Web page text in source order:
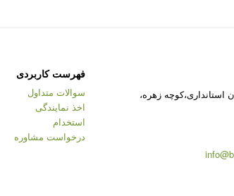
استانداری،کوچه زهره،
فهرست کاربردی
سوالات متداول
اخذ نمایندگی
استخدام
درخواست مشاوره